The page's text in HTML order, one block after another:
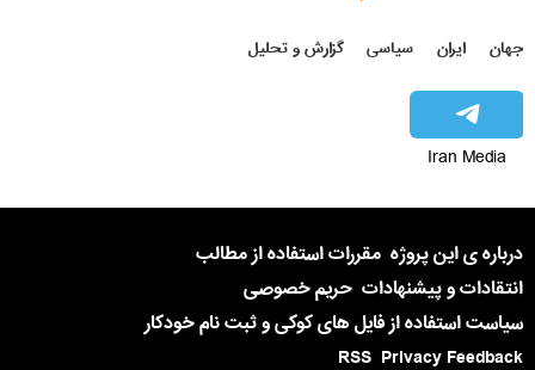
جهان ایران سیاسی گزارش و تحلیل
Iran Media
درباره ی این پروژه مقررات استفاده از مطالب
انتقادات و پیشنهادات حریم خصوصی
سیاست استفاده از فایل های کوکی و ثبت نام خودکار
Privacy Feedback
RSS